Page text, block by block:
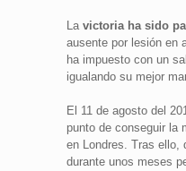
Lavictoria ha sido
ausente por lesión en
ha impuesto con un
igualando su mejor
El 11 de agosto del
punto de conseguir la
en Londres. Tras ello,
durante unos meses